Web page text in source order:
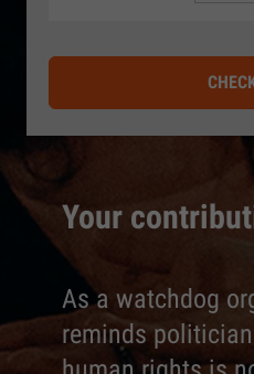
Your
As a watchdog
reminds